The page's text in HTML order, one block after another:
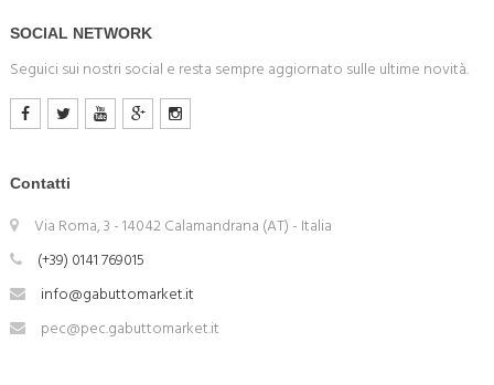
SOCIAL NETWORK
Seguici sui nostri social e resta sempre aggiornato sulle ultime novità.
Contatti
Via Roma, 3 - 14042 Calamandrana (AT) - Italia
(+39) 0141 769015
info@gabuttomarket.it
pec@pec.gabuttomarket.it